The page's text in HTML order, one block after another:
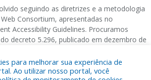
para melhorar sua experiência de
Ao utilizar nosso portal, você
seguindo as diretrizes e a metodologia
Consortium, apresentadas no
Accessibility Guidelines. Procuramos
decreto 5.296, publicado em dezembro de
pública na rede mundial de
das pessoas com necessidades especiais,